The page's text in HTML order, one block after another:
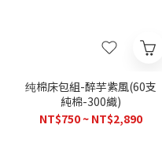
纯棉床包組-醉芋紫風(60支
純棉-300織)
NT$750 ~ NT$2,890